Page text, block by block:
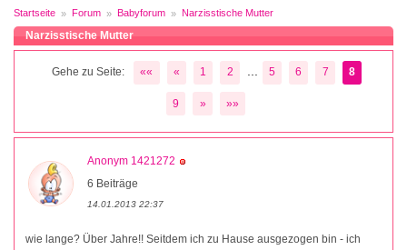
Startseite Forum Babyforum Narzisstische Mutter
Narzisstische Mutter
Gehe zu Seite: «« « 1 2 5 6 7 8
9 » »»
Anonym 1421272
6 Beiträge
14.01.2013 22:37
wie lange? Über Jahre!! Seitdem ich zu Hause ausgezogen bin - ich